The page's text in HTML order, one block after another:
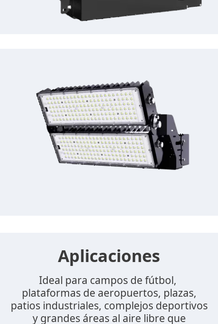
Aplicaciones
Ideal para campos de fútbol, ​​
plataformas de aeropuertos, plazas,
patios industriales, complejos deportivos
y grandes áreas al aire libre que